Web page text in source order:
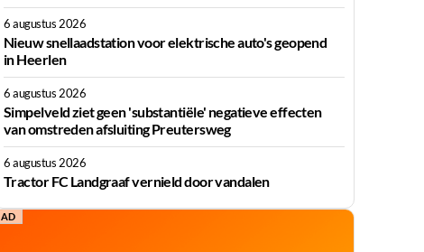
6 augustus 2026
Nieuw snellaadstation voor elektrische auto's geopend
in Heerlen
6 augustus 2026
Simpelveld ziet geen 'substantiële' negatieve effecten
van omstreden afsluiting Preutersweg
6 augustus 2026
Tractor FC Landgraaf vernield door vandalen
AD